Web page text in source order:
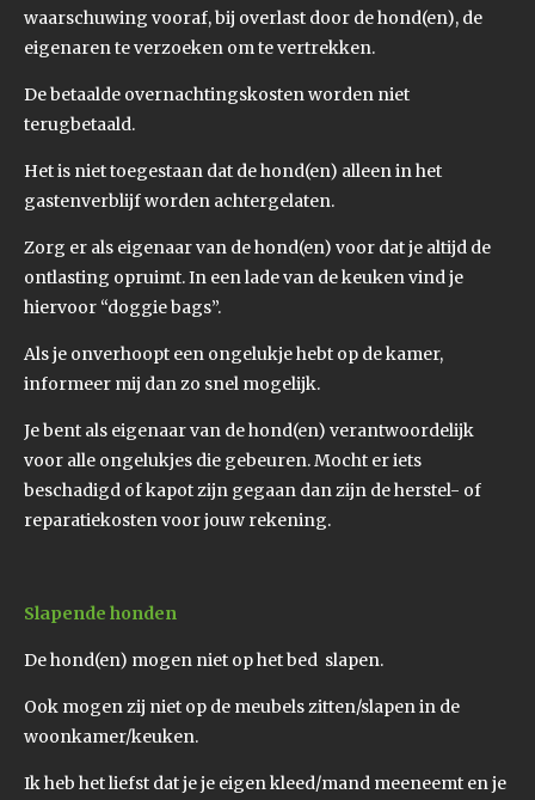
waarschuwing vooraf, bij overlast door de hond(en), de
eigenaren te verzoeken om te vertrekken.
De betaalde overnachtingskosten worden niet
terugbetaald.
Het is niet toegestaan dat de hond(en) alleen in het
gastenverblijf worden achtergelaten.
Zorg er als eigenaar van de hond(en) voor dat je altijd de
ontlasting opruimt. In een lade van de keuken vind je
hiervoor “doggie bags”.
Als je onverhoopt een ongelukje hebt op de kamer,
informeer mij dan zo snel mogelijk.
Je bent als eigenaar van de hond(en) verantwoordelijk
voor alle ongelukjes die gebeuren. Mocht er iets
beschadigd of kapot zijn gegaan dan zijn de herstel- of
reparatiekosten voor jouw rekening.
Slapende honden
De hond(en) mogen niet op het bed slapen.
Ook mogen zij niet op de meubels zitten/slapen in de
woonkamer/keuken.
Ik heb het liefst dat je je eigen kleed/mand meeneemt en je